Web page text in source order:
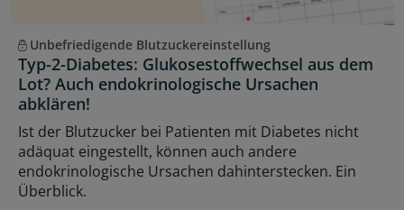
Unbefriedigende Blutzuckereinstellung
Typ-2-Diabetes: Glukosestoffwechsel aus dem
Lot? Auch endokrinologische Ursachen
abklären!
Ist der Blutzucker bei Patienten mit Diabetes nicht
adäquat eingestellt, können auch andere
endokrinologische Ursachen dahinterstecken. Ein
Überblick.